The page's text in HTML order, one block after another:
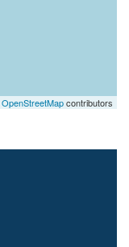
OpenStreetMapcontributors